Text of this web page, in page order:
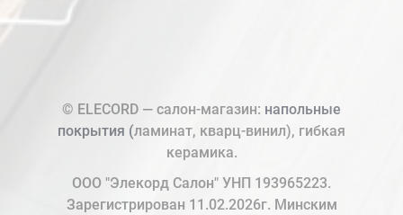
© ELECORD — салон-магазин: напольные
покрытия (ламинат, кварц-винил), гибкая
керамика.
ООО "Элекорд Салон" УНП 193965223.
Зарегистрирован 11.02.2026г. Минским